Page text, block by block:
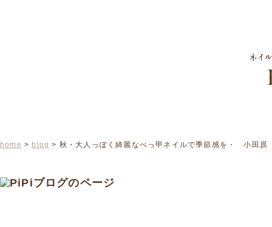
home > blog > 秋・大人っぽく綺麗なべっ甲ネイルで季節感を・ 小田